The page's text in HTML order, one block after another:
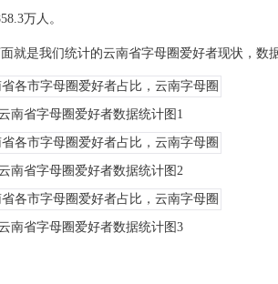
万人。
就是我们统计的云南省字母圈爱好者现状，数
南省字母圈爱好者数据统计图1
南省字母圈爱好者数据统计图2
南省字母圈爱好者数据统计图3